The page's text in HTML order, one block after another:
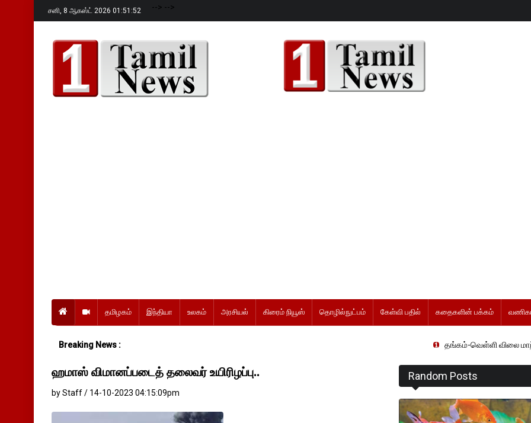
சனி, 8 ஆகஸ்ட் 2026 01:51:54 --> -->
தமிழகம் இந்தியா உலகம் அரசியல் கிரைம் நியூஸ் தொழில்நுட்பம் கேள்வி பதில் கதைகளின் பக்கம்
Breaking News : தங்கம்-வெள்ளி விலை
ஹமாஸ் விமானப்படைத் தலைவர் உயிரிழப்பு..
by Staff / 14-10-2023 04:15:09pm
Random Posts